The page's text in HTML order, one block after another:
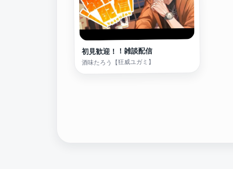
初見歓迎！！雑談配信
酒味たろう【狂威ユガミ】